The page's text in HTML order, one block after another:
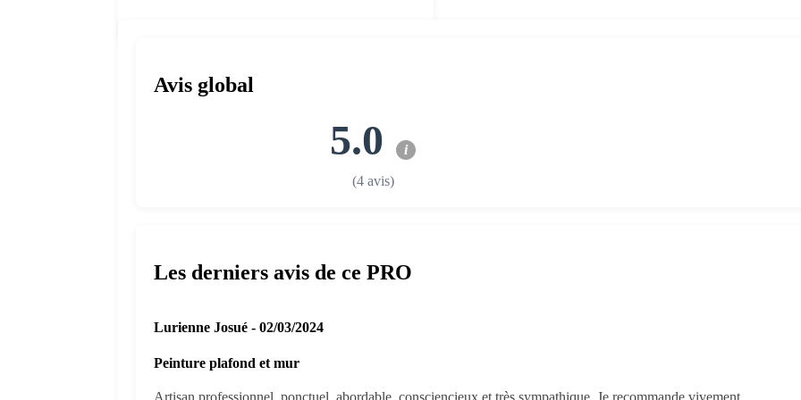
Avis global
5.0 i
(4 avis)
Les derniers avis de ce PRO
Lurienne Josué - 02/03/2024
Peinture plafond et mur
Artisan professionnel, ponctuel, abordable, consciencieux et très sympathique. Je recommande vivement.